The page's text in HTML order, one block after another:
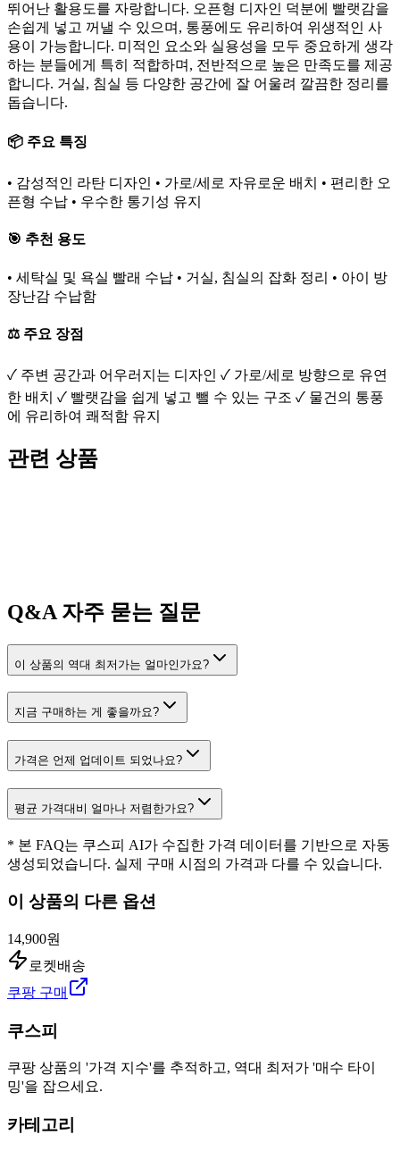
뛰어난 활용도를 자랑합니다. 오픈형 디자인 덕분에 빨랫감을
손쉽게 넣고 꺼낼 수 있으며, 통풍에도 유리하여 위생적인 사
용이 가능합니다. 미적인 요소와 실용성을 모두 중요하게 생각
하는 분들에게 특히 적합하며, 전반적으로 높은 만족도를 제공
합니다. 거실, 침실 등 다양한 공간에 잘 어울려 깔끔한 정리를
돕습니다.
📦 주요 특징
• 감성적인 라탄 디자인 • 가로/세로 자유로운 배치 • 편리한 오
픈형 수납 • 우수한 통기성 유지
🎯 추천 용도
• 세탁실 및 욕실 빨래 수납 • 거실, 침실의 잡화 정리 • 아이 방
장난감 수납함
⚖️ 주요 장점
✓ 주변 공간과 어우러지는 디자인 ✓ 가로/세로 방향으로 유연
한 배치 ✓ 빨랫감을 쉽게 넣고 뺄 수 있는 구조 ✓ 물건의 통풍
에 유리하여 쾌적함 유지
관련 상품
Q&A 자주 묻는 질문
이 상품의 역대 최저가는 얼마인가요?
지금 구매하는 게 좋을까요?
가격은 언제 업데이트 되었나요?
평균 가격대비 얼마나 저렴한가요?
* 본 FAQ는 쿠스피 AI가 수집한 가격 데이터를 기반으로 자동
생성되었습니다. 실제 구매 시점의 가격과 다를 수 있습니다.
이 상품의 다른 옵션
14,900원
로켓배송
쿠팡 구매
쿠스피
쿠팡 상품의 '가격 지수'를 추적하고, 역대 최저가 '매수 타이
밍'을 잡으세요.
카테고리